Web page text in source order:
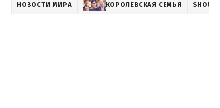
НОВОСТИ МИРА КОРОЛЕВСКАЯ СЕМЬЯ